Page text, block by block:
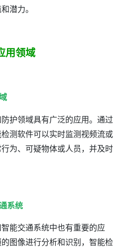
潜力。
用领域
护领域具有广泛的应用。通过
测软件可以实时监测视频流或
为、可疑物体或人员，并及时
系统
能交通系统中也有重要的应
图像进行分析和识别，智能检